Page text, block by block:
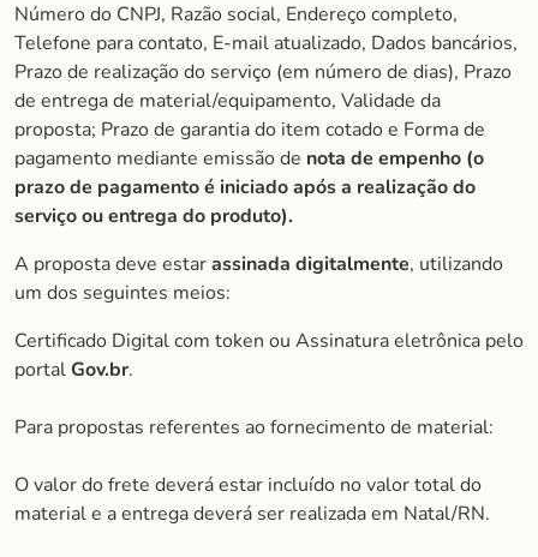
Número do CNPJ, Razão social, Endereço completo,
Telefone para contato, E-mail atualizado, Dados bancários,
Prazo de realização do serviço (em número de dias), Prazo
de entrega de material/equipamento, Validade da
proposta; Prazo de garantia do item cotado e Forma de
pagamento mediante emissão de nota de empenho (o
prazo de pagamento é iniciado após a realização do
serviço ou entrega do produto).
A proposta deve estarassinada digitalmente, utilizando
um dos seguintes meios:
Certificado Digital com token ou Assinatura eletrônica pelo
portalGov.br.
Para propostas referentes ao fornecimento de material:
O valor do frete deverá estar incluído no valor total do
material e a entrega deverá ser realizada em Natal/RN.